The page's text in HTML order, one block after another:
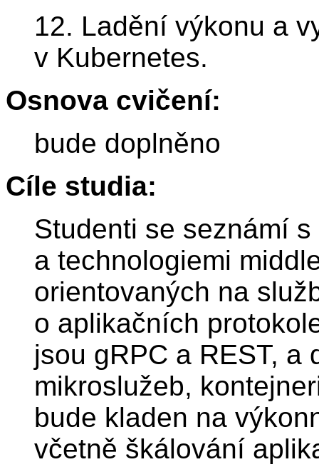
12. Ladění výkonu a
v Kubernetes.
Osnova cvičení:
bude doplněno
Cíle studia:
Studenti se seznámí
a technologiemi
orientovaných na
o aplikačních
jsou gRPC a REST, a
mikroslužeb,
bude kladen na
včetně škálování